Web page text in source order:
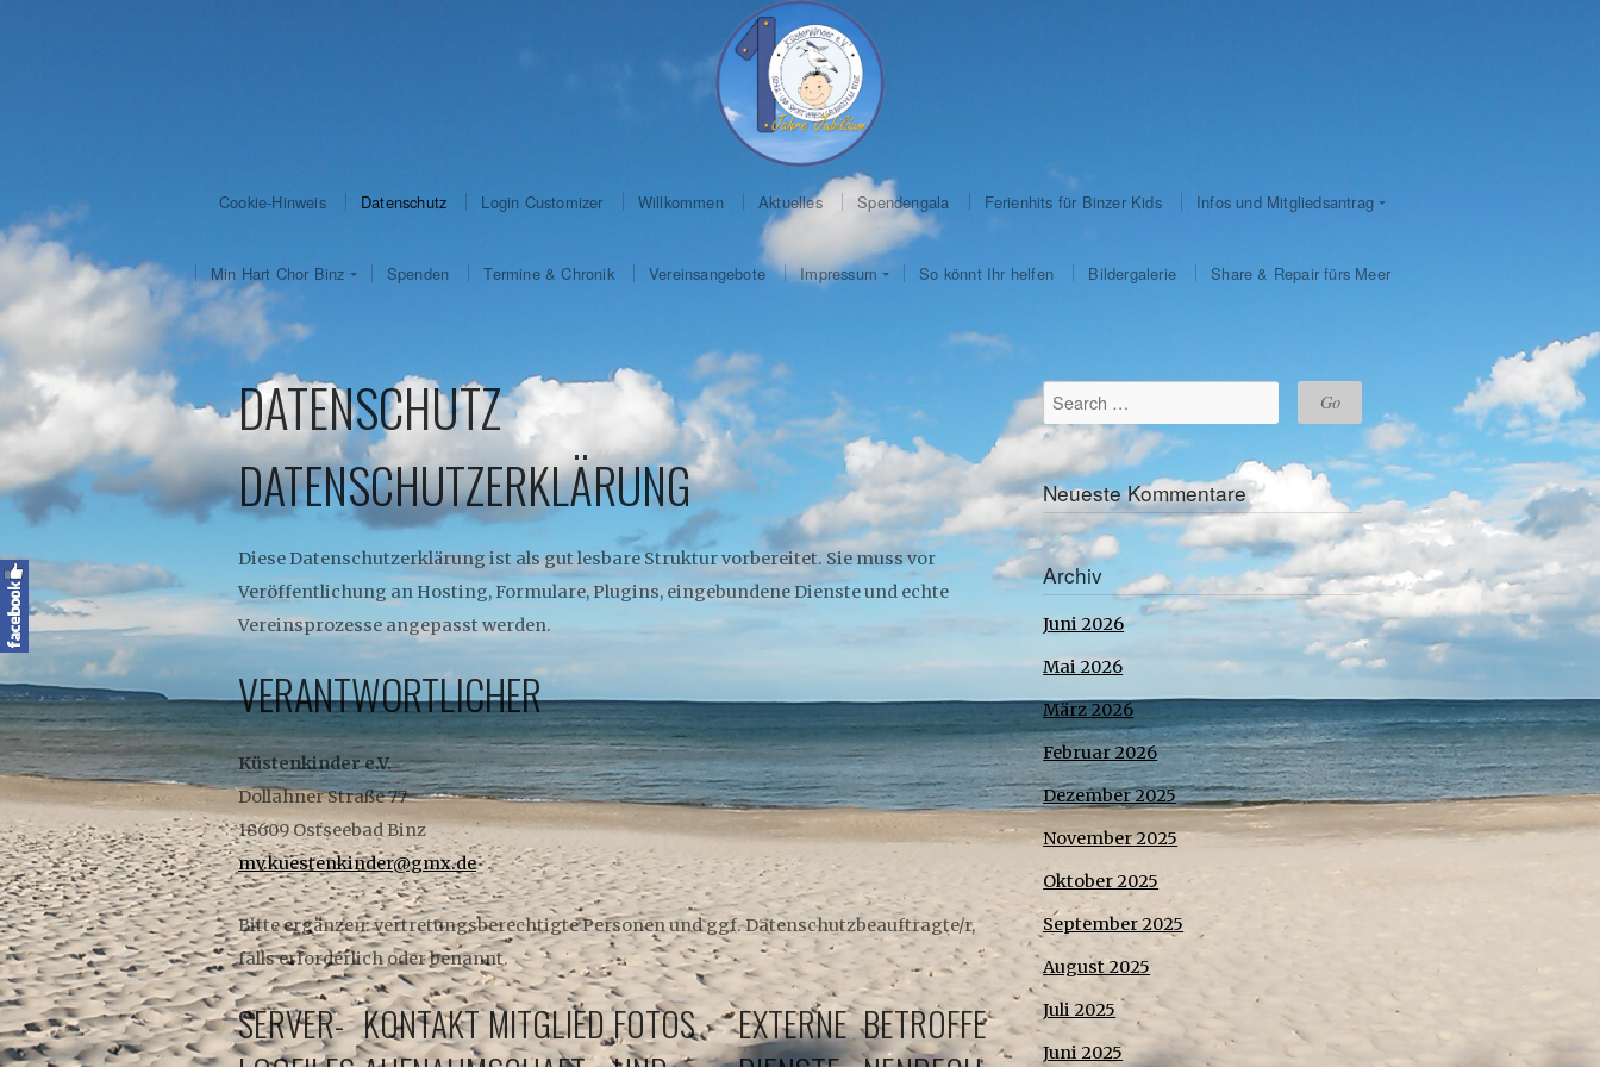
Cookie-Hinweis Datenschutz Login Customizer Willkommen Aktuelles Spendengala Ferienhits für Binzer Kids Infos und Mitgliedsantrag
Min Hart Chor Binz Spenden Termine & Chronik Vereinsangebote Impressum So könnt Ihr helfen Bildergalerie Share & Repair fürs Meer
DATENSCHUTZ
DATENSCHUTZERKLÄRUNG
Diese Datenschutzerklärung ist als gut lesbare Struktur vorbereitet. Sie muss vor
Veröffentlichung an Hosting, Formulare, Plugins, eingebundene Dienste und echte
Vereinsprozesse angepasst werden.
VERANTWORTLICHER
Küstenkinder e.V.
Dollahner Straße 77
18609 Ostseebad Binz
mv.kuestenkinder@gmx.de
Bitte ergänzen: vertretungsberechtigte Personen und ggf. Datenschutzbeauftragte/r,
falls erforderlich oder benannt.
SERVER- KONTAKT MITGLIEDFOTOS
EXTERNE BETROFFE
Neueste Kommentare
Archiv
Juni 2026
Mai 2026
März 2026
Februar 2026
Dezember 2025
November 2025
Oktober 2025
September 2025
August 2025
Juli 2025
Juni 2025